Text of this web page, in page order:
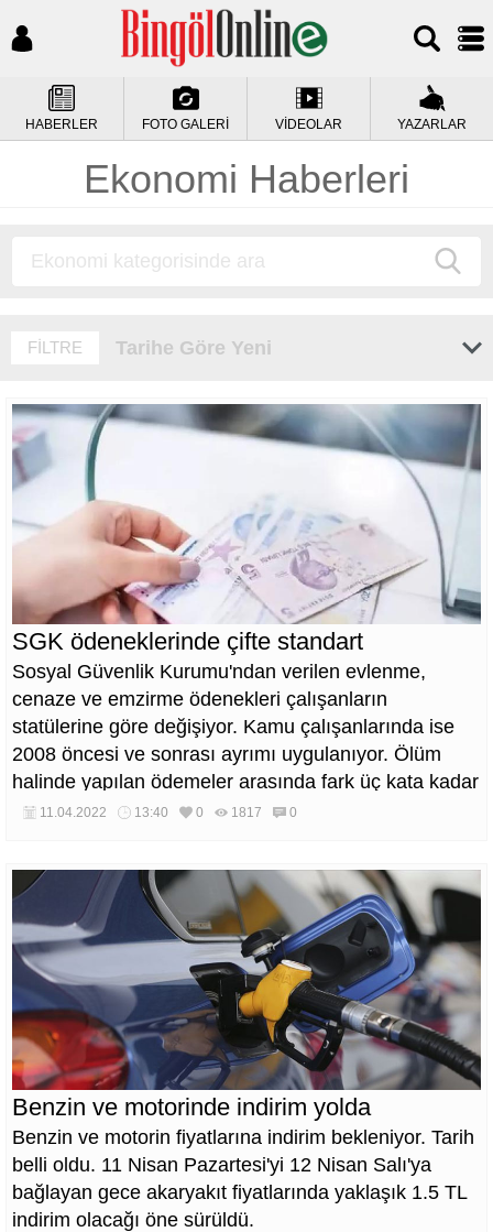
HABERLER FOTO GALERİ VİDEOLAR YAZARLAR
Ekonomi Haberleri
FİLTRE Tarihe Göre Yeni
SGK ödeneklerinde çifte standart
Sosyal Güvenlik Kurumu'ndan verilen evlenme,
cenaze ve emzirme ödenekleri çalışanların
statülerine göre değişiyor. Kamu çalışanlarında ise
2008 öncesi ve sonrası ayrımı uygulanıyor. Ölüm
halinde yapılan ödemeler arasında fark üç kata kadar
ulaşıyor.
11.04.2022 13:40 0 1817 0
Benzin ve motorinde indirim yolda
Benzin ve motorin fiyatlarına indirim bekleniyor. Tarih
belli oldu. 11 Nisan Pazartesi'yi 12 Nisan Salı'ya
bağlayan gece akaryakıt fiyatlarında yaklaşık 1.5 TL
indirim olacağı öne sürüldü.